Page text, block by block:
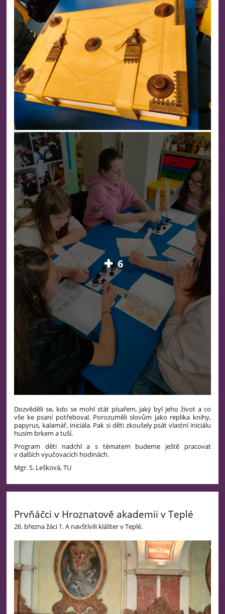
6
Dozvěděli se, kdo se mohl stát písařem, jaký byl jeho život a co
vše ke psaní potřeboval. Porozuměli slovům jako replika knihy,
papyrus, kalamář, iniciála. Pak si děti zkoušely psát vlastní iniciálu
husím brkem a tuší.
Program děti nadchl a s tématem budeme ještě pracovat
v dalších vyučovacích hodinách.
Mgr. S. Lešková, TU
Prvňáčci v Hroznatově akademii v Teplé
26. března žáci 1. A navštívili klášter v Teplé.